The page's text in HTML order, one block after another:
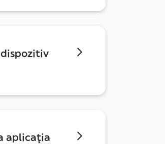
aplicația